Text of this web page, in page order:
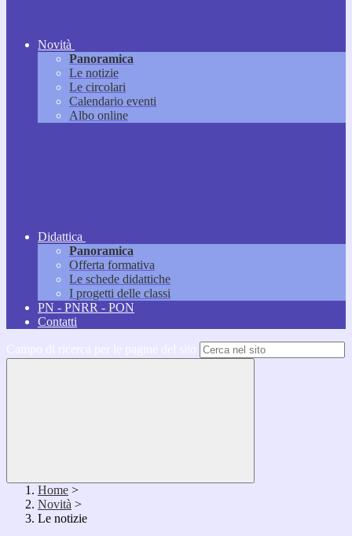
Novità
Panoramica
Le notizie
Le circolari
Calendario eventi
Albo online
Didattica
Panoramica
Offerta formativa
Le schede didattiche
I progetti delle classi
PN - PNRR - PON
Contatti
Home >
Novità >
Le notizie